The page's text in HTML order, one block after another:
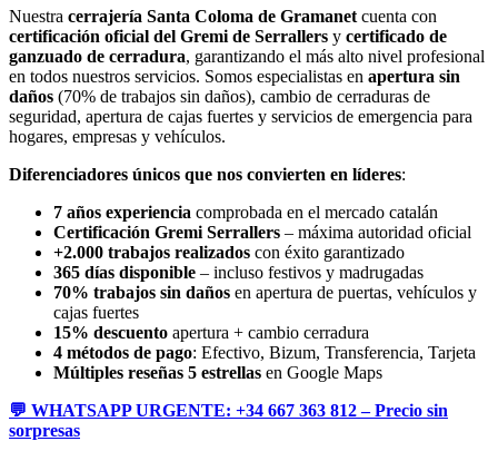
Nuestra cerrajería Santa Coloma de Gramanet cuenta con
certificación oficial del Gremi de Serrallers y certificado de
ganzuado de cerradura, garantizando el más alto nivel profesional
en todos nuestros servicios. Somos especialistas en apertura sin
daños (70% de trabajos sin daños), cambio de cerraduras de
seguridad, apertura de cajas fuertes y servicios de emergencia para
hogares, empresas y vehículos.
Diferenciadores únicos que nos convierten en líderes:
7 años experiencia comprobada en el mercado catalán
Certificación Gremi Serrallers – máxima autoridad oficial
+2.000 trabajos realizados con éxito garantizado
365 días disponible – incluso festivos y madrugadas
70% trabajos sin daños en apertura de puertas, vehículos y
cajas fuertes
15% descuento apertura + cambio cerradura
4 métodos de pago: Efectivo, Bizum, Transferencia, Tarjeta
Múltiples reseñas 5 estrellas en Google Maps
💬 WHATSAPP URGENTE: +34 667 363 812 – Precio sin
sorpresas